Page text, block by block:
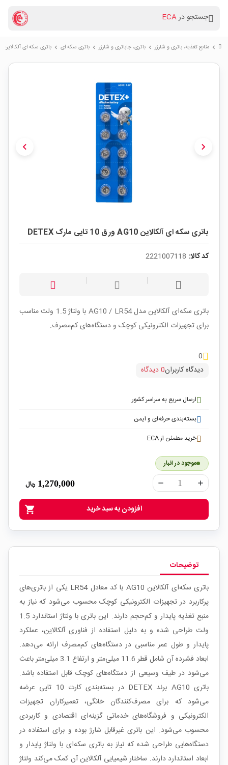
جستجو درECA
chevron_right منابع تغذیه، باتری و شارژر chevron_right باتری، جاباتری و شارژر chevron_right باتری سکه ای chevron_right باتری سکه ای آلکالاین AG10 ورق 10 تایی مارک DETEX
chevron_left chevron_right
باتری سکه ای آلکالاین AG10 ورق 10 تایی مارک DETEX
کد کالا: 2221007118
باتری سکه‌ای آلکالاین مدل AG10 / LR54 با ولتاژ 1.5 ولت مناسب
برای تجهیزات الکترونیکی کوچک و دستگاه‌های کم‌مصرف.
0
دیدگاه کاربران0 دیدگاه
ارسال سریع به سراسر کشور
بسته‌بندی حرفه‌ای و ایمن
خرید مطمئن از ECA
موجود در انبار
remove add
1,270,000 ریال
shopping_cart افزودن به سبد خرید
توضیحات
باتری سکه‌ای آلکالاین AG10 با کد معادل LR54 یکی از باتری‌های
پرکاربرد در تجهیزات الکترونیکی کوچک محسوب می‌شود که نیاز به
منبع تغذیه پایدار و کم‌حجم دارند. این باتری با ولتاژ استاندارد 1.5
ولت طراحی شده و به دلیل استفاده از فناوری آلکالاین، عملکرد
پایدار و طول عمر مناسبی در دستگاه‌های کم‌مصرف ارائه می‌دهد.
ابعاد فشرده آن شامل قطر 11.6 میلی‌متر و ارتفاع 3.1 میلی‌متر باعث
می‌شود در طیف وسیعی از دستگاه‌های کوچک قابل استفاده باشد.
باتری AG10 برند DETEX در بسته‌بندی کارت 10 تایی عرضه
می‌شود که برای مصرف‌کنندگان خانگی، تعمیرکاران تجهیزات
الکترونیکی و فروشگاه‌های خدماتی گزینه‌ای اقتصادی و کاربردی
محسوب می‌شود. این باتری غیرقابل شارژ بوده و برای استفاده در
دستگاه‌هایی طراحی شده که نیاز به باتری سکه‌ای با ولتاژ پایدار و
ابعاد استاندارد دارند. ساختار شیمیایی آلکالاین آن کمک می‌کند ولتاژ